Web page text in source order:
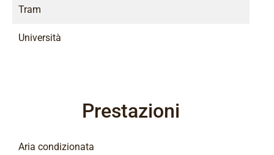
Tram
Università
Prestazioni
Aria condizionata